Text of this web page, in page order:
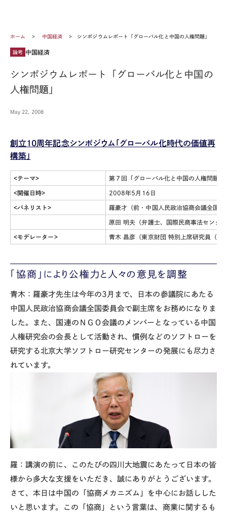
ホーム 中国経済 シンポジウムレポート「グローバル化と中国の人権問題」
論考 中国経済
シンポジウムレポート「グローバル化と中国の
人権問題」
May 22, 2008
創立10周年記念シンポジウム「グローバル化時代の価値再
構築」
<テーマ> 第７回「グローバル化と中国の人権問題」
<開催日時> 2008年5月16日
<パネリスト> 羅豪才（前・中国人民政治協商会議全国
原田 明夫（弁護士、国際民商事法センタ
<モデレーター> 青木 昌彦（東京財団 特別上席研究員（ス
「協商」により公権力と人々の意見を調整
青木：羅豪才先生は今年の3月まで、日本の参議院にあたる
中国人民政治協商会議全国委員会で副主席をお務めになりま
した。また、国連のＮＧＯ会議のメンバーとなっている中国
人権研究会の会長として活動され、慣例などのソフトローを
研究する北京大学ソフトロー研究センターの発展にも尽力さ
れています。
羅：講演の前に、このたびの四川大地震にあたって日本の皆
様から多大な支援をいただき、誠にありがとうございます。
さて、本日は中国の「協商メカニズム」を中心にお話しした
いと思います。この「協商」という言葉は、商業に関するも